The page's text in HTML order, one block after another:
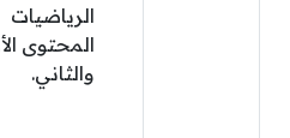
الرياضيات
المحتوى
والثاني.